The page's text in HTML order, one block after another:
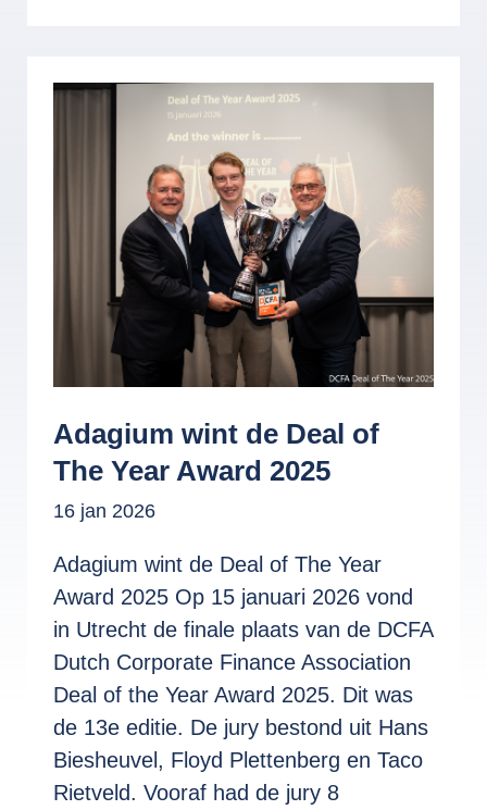
Adagium wint de Deal of
The Year Award 2025
16 jan 2026
Adagium wint de Deal of The Year
Award 2025 Op 15 januari 2026 vond
in Utrecht de finale plaats van de DCFA
Dutch Corporate Finance Association
Deal of the Year Award 2025. Dit was
de 13e editie. De jury bestond uit Hans
Biesheuvel, Floyd Plettenberg en Taco
Rietveld. Vooraf had de jury 8